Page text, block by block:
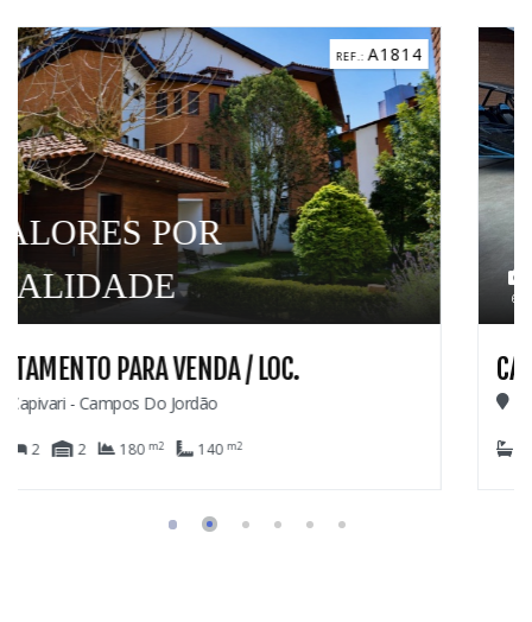
A1814
CASA PARA VENDA
Colinas De Capivari - Campos Do Jordão
8 m2